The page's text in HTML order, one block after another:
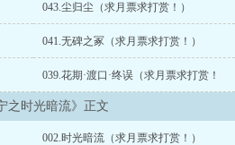
043.尘归尘（求月票求打赏！）
041.无碑之冢（求月票求打赏！）
039.花期·渡口·终误（求月票求打赏！
之时光暗流》正文
002.时光暗流（求月票求打赏！）